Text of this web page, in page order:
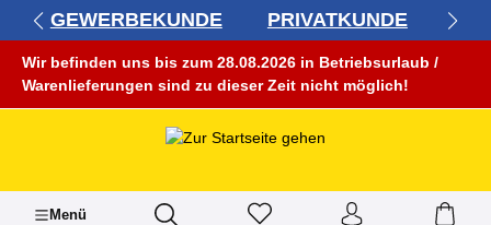
springen
GEWERBEKUNDE PRIVATKUNDE
Wir befinden uns bis zum 28.08.2026 in Betriebsurlaub /
Warenlieferungen sind zu dieser Zeit nicht möglich!
Menü